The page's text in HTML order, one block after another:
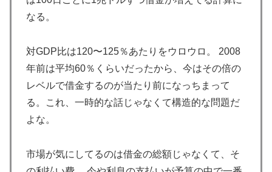
した極限の中の日本人の姿に世界が衝撃
▶
【海外の反応】アルゼンチン協会、FIFA会長に断固たる
支持を表明「隠す気もないんだなｗ」
▶
日本「俺は有名な武士の家系だけど世界のみんなは先祖
▶
【海外の反応】日本政府が、アメリカ政府によるネット
出てくるぞ」
なる。
対GDP比は120〜125％あたりをウロウロ。 2008
年前は平均60％くらいだったから、今はその倍の
レベルで借金するのが当たり前になっちまって
る。これ、一時的な話じゃなくて構造的な問題だ
よな。
市場が気にしてるのは借金の総額じゃなくて、そ